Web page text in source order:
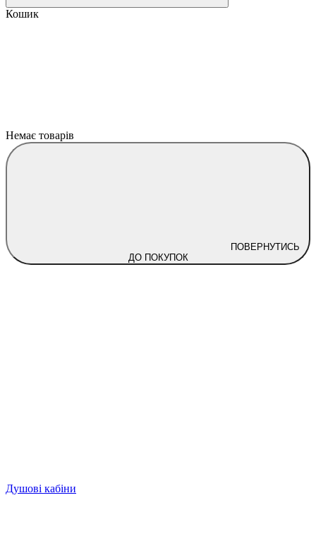
Кошик
Немає товарів
ПОВЕРНУТИСЬ
ДО ПОКУПОК
Душові кабіни